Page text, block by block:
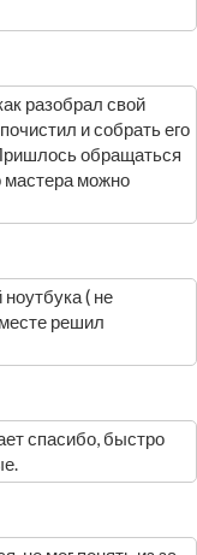
разобрал свой
и собрать его
обращаться
мастера можно
( не
решил
спасибо, быстро